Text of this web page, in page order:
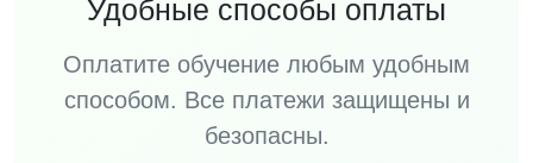
Удобные способы оплаты
Оплатите обучение любым удобным
способом. Все платежи защищены и
безопасны.